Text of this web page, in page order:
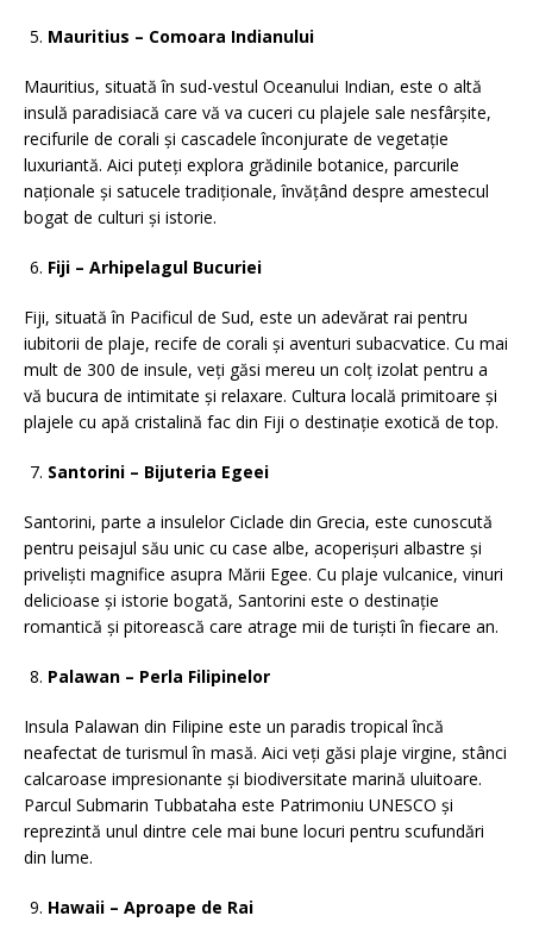
Mauritius – Comoara Indianului
Mauritius, situată în sud-vestul Oceanului Indian, este o altă
insulă paradisiacă care vă va cuceri cu plajele sale nesfârșite,
recifurile de corali și cascadele înconjurate de vegetație
luxuriantă. Aici puteți explora grădinile botanice, parcurile
naționale și satucele tradiționale, învățând despre amestecul
bogat de culturi și istorie.
Fiji – Arhipelagul Bucuriei
Fiji, situată în Pacificul de Sud, este un adevărat rai pentru
iubitorii de plaje, recife de corali și aventuri subacvatice. Cu mai
mult de 300 de insule, veți găsi mereu un colț izolat pentru a
vă bucura de intimitate și relaxare. Cultura locală primitoare și
plajele cu apă cristalină fac din Fiji o destinație exotică de top.
Santorini – Bijuteria Egeei
Santorini, parte a insulelor Ciclade din Grecia, este cunoscută
pentru peisajul său unic cu case albe, acoperișuri albastre și
priveliști magnifice asupra Mării Egee. Cu plaje vulcanice, vinuri
delicioase și istorie bogată, Santorini este o destinație
romantică și pitorească care atrage mii de turiști în fiecare an.
Palawan – Perla Filipinelor
Insula Palawan din Filipine este un paradis tropical încă
neafectat de turismul în masă. Aici veți găsi plaje virgine, stânci
calcaroase impresionante și biodiversitate marină uluitoare.
Parcul Submarin Tubbataha este Patrimoniu UNESCO și
reprezintă unul dintre cele mai bune locuri pentru scufundări
din lume.
Hawaii – Aproape de Rai